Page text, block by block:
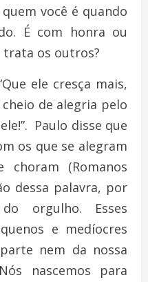
você é quando
É com honra ou
trata os outros?
ele cresça mais,
de alegria pelo
Paulo disse que
os que se alegram
(Romanos
dessa palavra, por
orgulho. Esses
e medíocres
nem da nossa
nascemos para